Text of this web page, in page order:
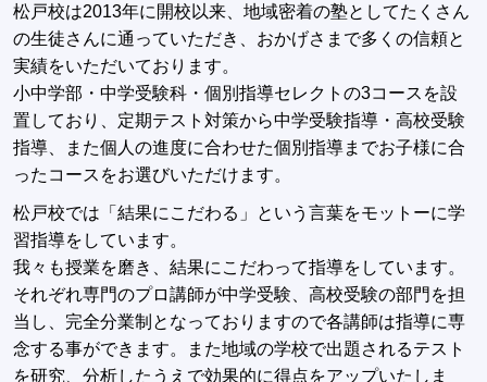
松戸校は2013年に開校以来、地域密着の塾としてたくさん
の生徒さんに通っていただき、おかげさまで多くの信頼と
実績をいただいております。
小中学部・中学受験科・個別指導セレクトの3コースを設
置しており、定期テスト対策から中学受験指導・高校受験
指導、また個人の進度に合わせた個別指導までお子様に合
ったコースをお選びいただけます。
松戸校では「結果にこだわる」という言葉をモットーに学
習指導をしています。
我々も授業を磨き、結果にこだわって指導をしています。
それぞれ専門のプロ講師が中学受験、高校受験の部門を担
当し、完全分業制となっておりますので各講師は指導に専
念する事ができます。また地域の学校で出題されるテスト
を研究、分析したうえで効果的に得点をアップいたしま